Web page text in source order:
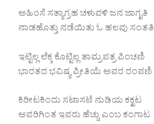
ಅಹಿಂಸೆ ಸತ್ಯಾಗ್ರಹ ಚಳುವಳಿ ಜನ ಜಾಗೃತಿ
ನಾಡಹೊತ್ತು ನಡೆಯಿತು ಓ ಹಲವು ಸಂತತಿ
ಇಟ್ಟಿಲ್ಲ ಲೆಕ್ಕ ಕೊಟ್ಟಿಲ್ಲ ತಾಮ್ರಪತ್ರ ಪಿಂಚಣಿ
ಭಾರತದ ಭವಿಷ್ಯ ಪ್ರೀತಿಯೆ ಅವರ ರಂಪಣಿ
ಕಿರೀಟಕಿಂದು ಸಟಾಸಟೆ ನುಡಿಯ ಕಕ್ಖಟ
ಅವರಿಗಿಂತ ಇವರು ಹೆಚ್ಚು ಎಂಬ ಕಂಗಾಟ